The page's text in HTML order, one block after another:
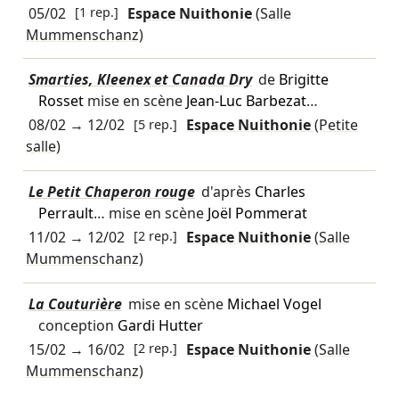
05/02 [1 rep.] Espace Nuithonie(Salle
Mummenschanz)
Smarties, Kleenex et Canada Dry de Brigitte
Rossetmise en scène Jean-Luc Barbezat…
08/02→ 12/02 [5 rep.] Espace Nuithonie(Petite
salle)
Le Petit Chaperon rouge d'après Charles
Perrault… mise en scène Joël Pommerat
11/02→ 12/02 [2 rep.] Espace Nuithonie(Salle
Mummenschanz)
La Couturière mise en scène Michael Vogel
conception Gardi Hutter
15/02→ 16/02 [2 rep.] Espace Nuithonie(Salle
Mummenschanz)